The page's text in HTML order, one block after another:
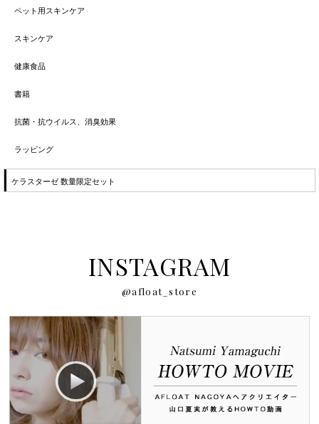
ペット用スキンケア
スキンケア
健康食品
書籍
抗菌・抗ウイルス、消臭効果
ラッピング
ケラスターゼ 数量限定セット
INSTAGRAM
@afloat_store